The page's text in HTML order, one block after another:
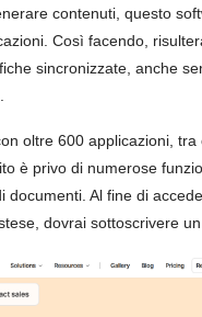
contenuti, questo
Così facendo,
sincronizzate, anche
oltre 600 applicazioni, tra
è privo di numerose
documenti. Al fine di
dovrai sottoscrivere